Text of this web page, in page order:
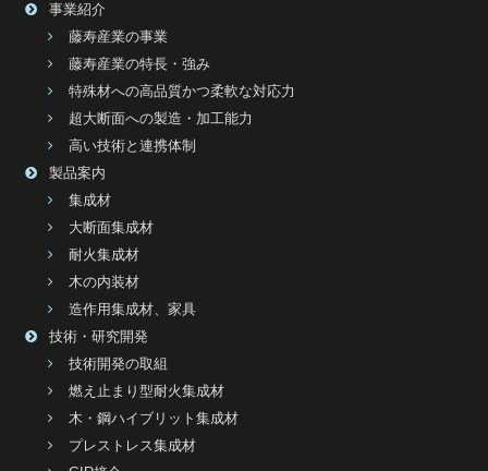
事業紹介
藤寿産業の事業
藤寿産業の特長・強み
特殊材への高品質かつ柔軟な対応力
超大断面への製造・加工能力
高い技術と連携体制
製品案内
集成材
大断面集成材
耐火集成材
木の内装材
造作用集成材、家具
技術・研究開発
技術開発の取組
燃え止まり型耐火集成材
木・鋼ハイブリット集成材
プレストレス集成材